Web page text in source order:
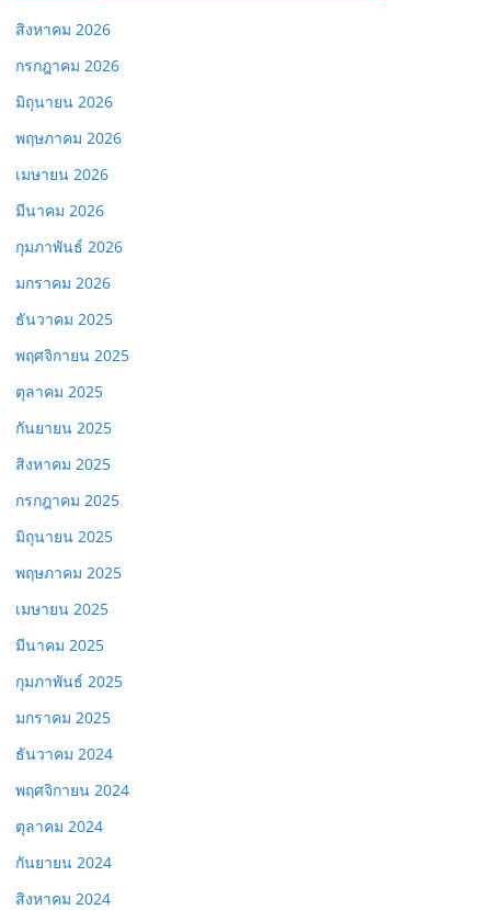
สิงหาคม 2026
กรกฎาคม 2026
มิถุนายน 2026
พฤษภาคม 2026
เมษายน 2026
มีนาคม 2026
กุมภาพันธ์ 2026
มกราคม 2026
ธันวาคม 2025
พฤศจิกายน 2025
ตุลาคม 2025
กันยายน 2025
สิงหาคม 2025
กรกฎาคม 2025
มิถุนายน 2025
พฤษภาคม 2025
เมษายน 2025
มีนาคม 2025
กุมภาพันธ์ 2025
มกราคม 2025
ธันวาคม 2024
พฤศจิกายน 2024
ตุลาคม 2024
กันยายน 2024
สิงหาคม 2024